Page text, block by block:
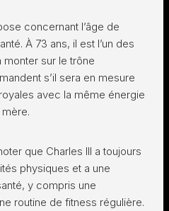
concernant l’âge de
À 73 ans, il est l’un des
sur le trône
s’il sera en mesure
avec la même énergie
que Charles III a toujours
physiques et a une
y compris une
routine de fitness régulière.